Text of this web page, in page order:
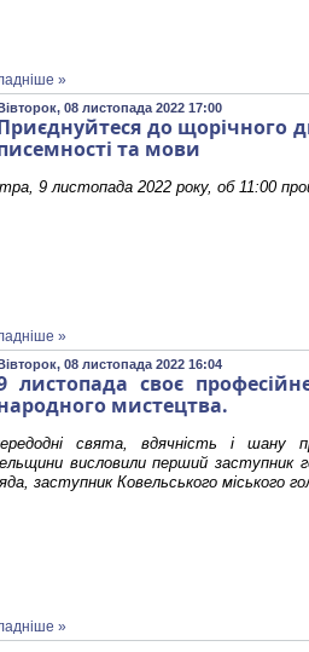
»
08 листопада 2022 17:00
до щорічного
та мови
9 листопада 2022 року, об 11:00
»
08 листопада 2022 16:04
листопада своє
мистецтва.
свята, вдячність і шану
висловили перший заступник
заступник Ковельського міського
»